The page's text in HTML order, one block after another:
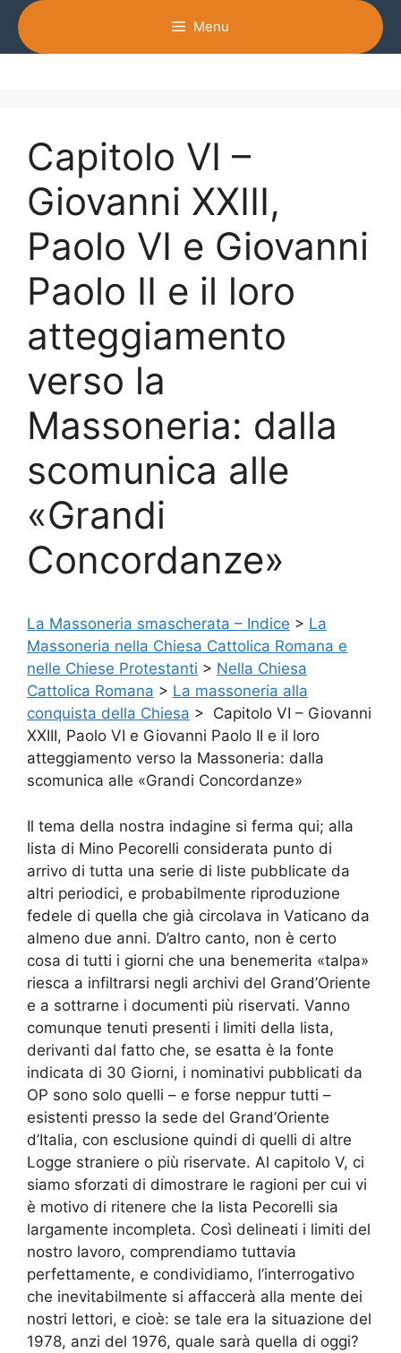
Vai
contenuto
Menu
Capitolo VI –
Giovanni XXIII,
Paolo VI e Giovanni
Paolo II e il loro
atteggiamento
verso la
Massoneria: dalla
scomunica alle
«Grandi
Concordanze»
La Massoneria smascherata – Indice > La
Massoneria nella Chiesa Cattolica Romana e
nelle Chiese Protestanti > Nella Chiesa
Cattolica Romana > La massoneria alla
conquista della Chiesa > Capitolo VI – Giovanni
XXIII, Paolo VI e Giovanni Paolo II e il loro
atteggiamento verso la Massoneria: dalla
scomunica alle «Grandi Concordanze»
Il tema della nostra indagine si ferma qui; alla
lista di Mino Pecorelli considerata punto di
arrivo di tutta una serie di liste pubblicate da
altri periodici, e probabilmente riproduzione
fedele di quella che già circolava in Vaticano da
almeno due anni. D’altro canto, non è certo
cosa di tutti i giorni che una benemerita «talpa»
riesca a infiltrarsi negli archivi del Grand’Oriente
e a sottrarne i documenti più riservati. Vanno
comunque tenuti presenti i limiti della lista,
derivanti dal fatto che, se esatta è la fonte
indicata di 30 Giorni, i nominativi pubblicati da
OP sono solo quelli – e forse neppur tutti –
esistenti presso la sede del Grand’Oriente
d’Italia, con esclusione quindi di quelli di altre
Logge straniere o più riservate. Al capitolo V, ci
siamo sforzati di dimostrare le ragioni per cui vi
è motivo di ritenere che la lista Pecorelli sia
largamente incompleta. Così delineati i limiti del
nostro lavoro, comprendiamo tuttavia
perfettamente, e condividiamo, l’interrogativo
che inevitabilmente si affaccerà alla mente dei
nostri lettori, e cioè: se tale era la situazione del
1978, anzi del 1976, quale sarà quella di oggi?